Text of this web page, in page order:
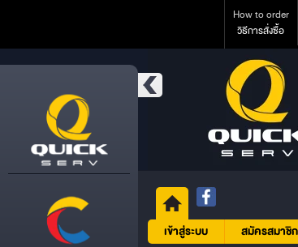
How to order
วิธีการสั่งซื้อ
เข้าสู่ระบบ สมัครสมาชิก